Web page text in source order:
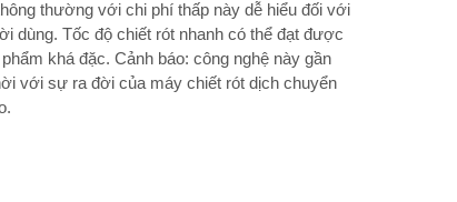
thường với chi phí thấp này dễ hiểu đối với
dùng. Tốc độ chiết rót nhanh có thể đạt được
khá đặc. Cảnh báo: công nghệ này gần
với sự ra đời của máy chiết rót dịch chuyển